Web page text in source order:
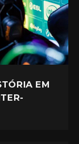
EM